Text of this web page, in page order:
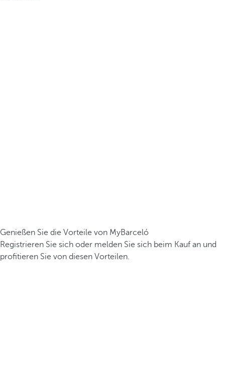
Genießen Sie die Vorteile von MyBarceló
Registrieren Sie sich oder melden Sie sich beim Kauf an und
profitieren Sie von diesen Vorteilen.